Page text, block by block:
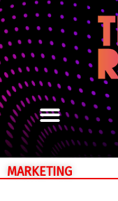
MARKETING